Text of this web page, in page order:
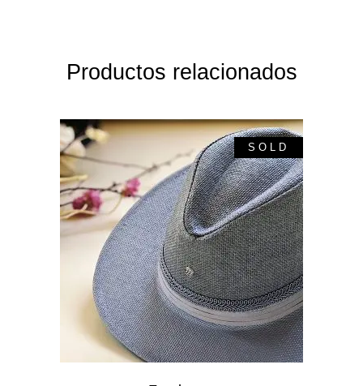
Productos relacionados
SALE
SOLD
Leer más